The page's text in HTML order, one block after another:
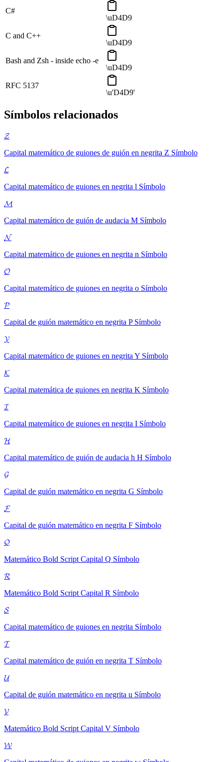
C#
\uD4D9
C and C++
\uD4D9
Bash and Zsh - inside echo -e
\uD4D9
RFC 5137
\u'D4D9'
Símbolos relacionados
𝓩
Capital matemático de guiones de guión en negrita Z Símbolo
𝓛
Capital matemático de guiones en negrita l Símbolo
𝓜
Capital matemático de guión de audacia M Símbolo
𝓝
Capital matemático de guiones en negrita n Símbolo
𝓞
Capital matemático de guiones en negrita o Símbolo
𝓟
Capital de guión matemático en negrita P Símbolo
𝓨
Capital matemático de guiones en negrita Y Símbolo
𝓚
Capital matemática de guiones en negrita K Símbolo
𝓘
Capital matemático de guiones en negrita I Símbolo
𝓗
Capital matemático de guión de audacia h H Símbolo
𝓖
Capital de guión matemático en negrita G Símbolo
𝓕
Capital de guión matemático en negrita F Símbolo
𝓠
Matemático Bold Script Capital Q Símbolo
𝓡
Matemático Bold Script Capital R Símbolo
𝓢
Capital matemático de guiones en negrita Símbolo
𝓣
Capital matemático de guión en negrita T Símbolo
𝓤
Capital de guión matemático en negrita u Símbolo
𝓥
Matemático Bold Script Capital V Símbolo
𝓦